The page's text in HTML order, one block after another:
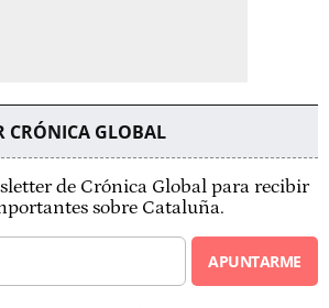
CRÓNICA GLOBAL
de Crónica Global para recibir
sobre Cataluña.
APUNTARME